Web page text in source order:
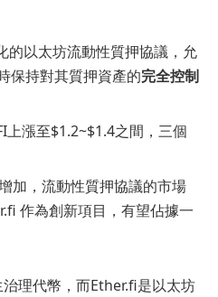
的以太坊流動性質押協議，允
保持對其質押資產的完全控制
上漲至$1.2~$1.4之間，三個
加，流動性質押協議的市場
作為創新項目，有望佔據一
理代幣，而Ether.fi是以太坊